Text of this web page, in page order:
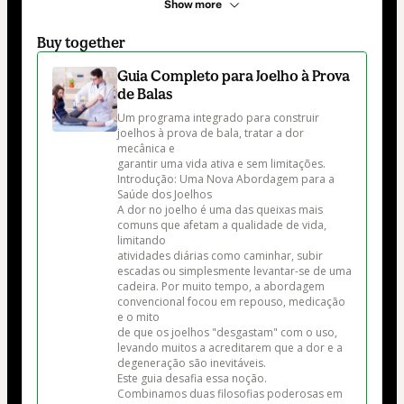
Show more
Buy together
Guia Completo para Joelho à Prova
de Balas
Um programa integrado para construir
joelhos à prova de bala, tratar a dor
mecânica e
garantir uma vida ativa e sem limitações.
Introdução: Uma Nova Abordagem para a
Saúde dos Joelhos
A dor no joelho é uma das queixas mais
comuns que afetam a qualidade de vida,
limitando
atividades diárias como caminhar, subir
escadas ou simplesmente levantar-se de uma
cadeira. Por muito tempo, a abordagem
convencional focou em repouso, medicação
e o mito
de que os joelhos "desgastam" com o uso,
levando muitos a acreditarem que a dor e a
degeneração são inevitáveis.
Este guia desafia essa noção.
Combinamos duas filosofias poderosas em